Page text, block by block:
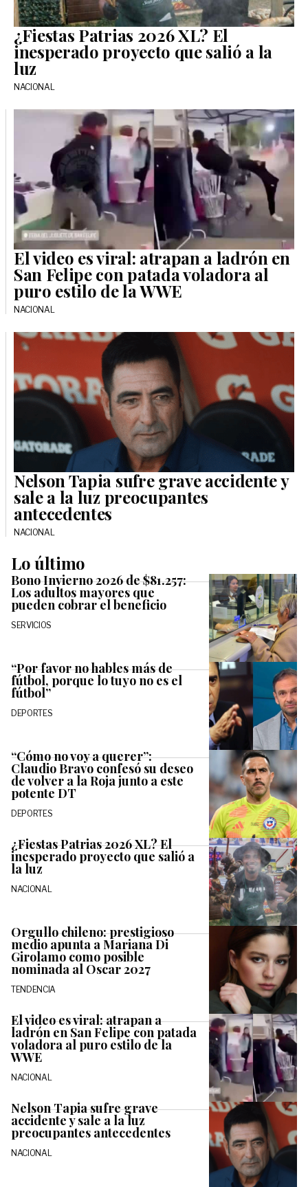
¿Fiestas Patrias 2026 XL? El
inesperado proyecto que salió a la
luz
NACIONAL
El video es viral: atrapan a ladrón en
San Felipe con patada voladora al
puro estilo de la WWE
NACIONAL
Nelson Tapia sufre grave accidente y
sale a la luz preocupantes
antecedentes
NACIONAL
Lo último
Bono Invierno 2026 de $81.257:
Los adultos mayores que
pueden cobrar el beneficio
SERVICIOS
“Por favor no hables más de
fútbol, porque lo tuyo no es el
fútbol”
DEPORTES
“Cómo no voy a querer”:
Claudio Bravo confesó su deseo
de volver a la Roja junto a este
potente DT
DEPORTES
¿Fiestas Patrias 2026 XL? El
inesperado proyecto que salió a
la luz
NACIONAL
Orgullo chileno: prestigioso
medio apunta a Mariana Di
Girolamo como posible
nominada al Oscar 2027
TENDENCIA
El video es viral: atrapan a
ladrón en San Felipe con patada
voladora al puro estilo de la
WWE
NACIONAL
Nelson Tapia sufre grave
accidente y sale a la luz
preocupantes antecedentes
NACIONAL